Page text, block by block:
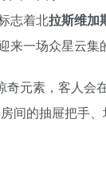
志着北拉斯维加
一场众星云集
元素，客人会
间的抽屉把手